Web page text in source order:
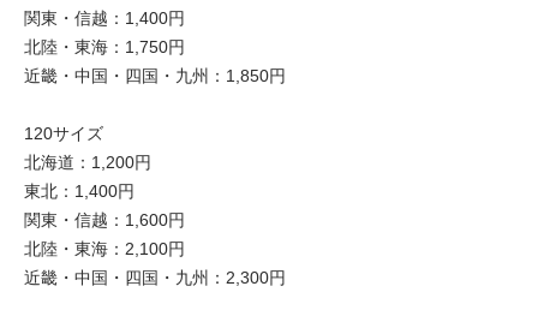
関東・信越：1,400円
北陸・東海：1,750円
近畿・中国・四国・九州：1,850円
120サイズ
北海道：1,200円
東北：1,400円
関東・信越：1,600円
北陸・東海：2,100円
近畿・中国・四国・九州：2,300円